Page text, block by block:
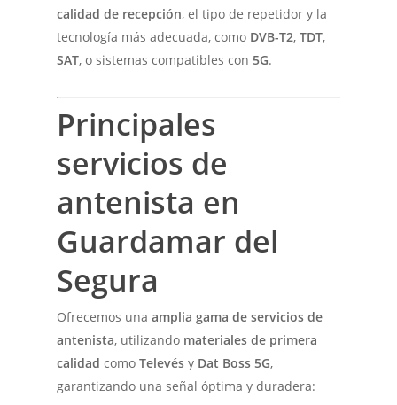
calidad de recepción, el tipo de repetidor y la
tecnología más adecuada, como DVB-T2,TDT,
SAT, o sistemas compatibles con5G.
Principales
servicios de
antenista en
Guardamar del
Segura
Ofrecemos unaamplia gama de servicios de
antenista, utilizando materiales de primera
calidad comoTelevés y Dat Boss 5G,
garantizando una señal óptima y duradera: